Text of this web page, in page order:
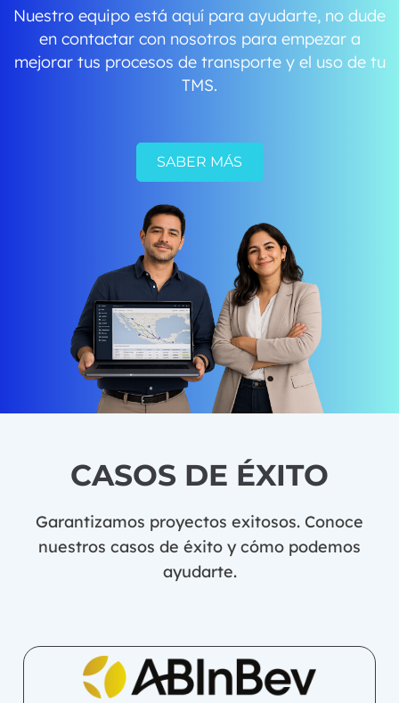
Nuestro equipo está aquí para ayudarte, no dude
en contactar con nosotros para empezar a
mejorar tus procesos de transporte y el uso de tu
TMS.
SABER MÁS
CASOS DE ÉXITO
Garantizamos proyectos exitosos. Conoce
nuestros casos de éxito y cómo podemos
ayudarte.